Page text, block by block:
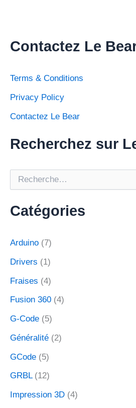
Contactez Le
Terms & Conditions
Privacy Policy
Contactez Le Bear
Recherchez sur
h
e
h
r
:
Catégories
Arduino (7)
Drivers (1)
Fraises (4)
Fusion 360 (4)
G-Code (5)
Généralité (2)
GCode (5)
GRBL(12)
Impression 3D (4)